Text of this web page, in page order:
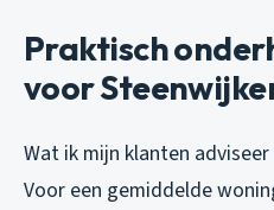
Praktisch
voor
Wat ik mijn klanten
Voor een gemiddelde